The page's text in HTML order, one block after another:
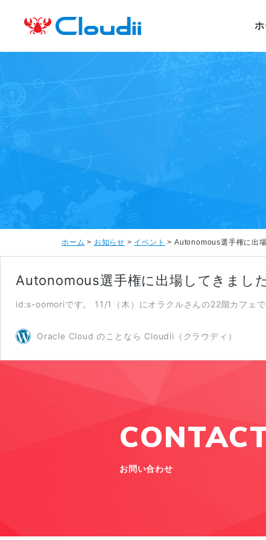
ホ
ホーム > お知らせ > イベント >Autonomous選手権に出
Autonomous選手権に出場してきました
id:s-oomoriです。 11/1（木）にオラクルさんの22階カフェ
Oracle Cloud のことなら Cloudii（クラウディ）
お問い合わせ